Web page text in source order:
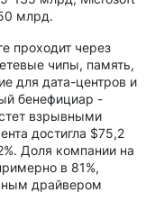
млрд.
проходит через
чипы, память,
для дата-центров и
бенефициар -
взрывными
достигла $75,2
Доля компании на
в 81%,
драйвером